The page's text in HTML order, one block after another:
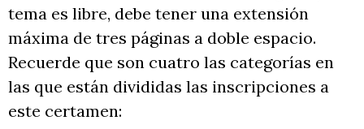
tema es libre, debe tener una extensión
máxima de tres páginas a doble espacio.
Recuerde que son cuatro las categorías en
las que están divididas las inscripciones a
este certamen: